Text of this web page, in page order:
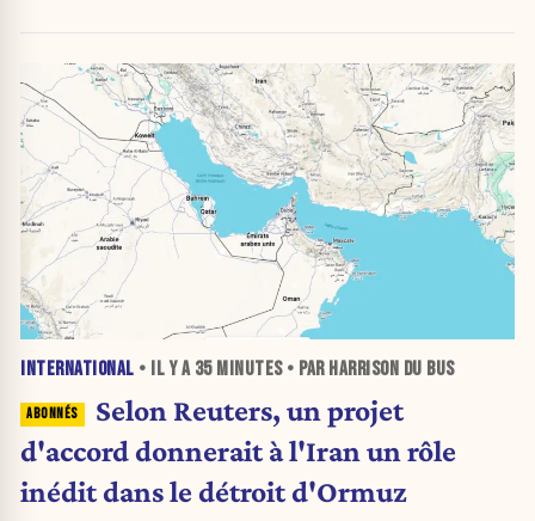
INTERNATIONAL • IL Y A 35 MINUTES• PAR HARRISON DU BUS
Selon Reuters, un projet
d'accord donnerait à l'Iran un rôle
inédit dans le détroit d'Ormuz